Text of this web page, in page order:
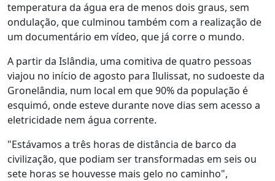
temperatura da água era de menos dois graus, sem
ondulação, que culminou também com a realização de
um documentário em vídeo, que já corre o mundo.
A partir da Islândia, uma comitiva de quatro pessoas
viajou no início de agosto para Ilulissat, no sudoeste da
Gronelândia, num local em que 90% da população é
esquimó, onde esteve durante nove dias sem acesso a
eletricidade nem água corrente.
"Estávamos a três horas de distância de barco da
civilização, que podiam ser transformadas em seis ou
sete horas se houvesse mais gelo no caminho",